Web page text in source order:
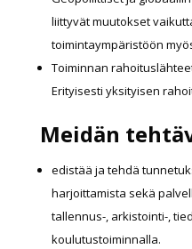
liittyvät muutokset
toimintaympäristöön
Toiminnan
Erityisesti yksityisen
Meidän
edistää ja tehdä
harjoittamista sekä
tallennus-, arkistointi-,
koulutustoiminnalla.